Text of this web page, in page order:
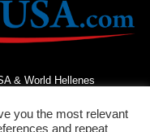
& World Hellenes
you the most relevant
and repeat